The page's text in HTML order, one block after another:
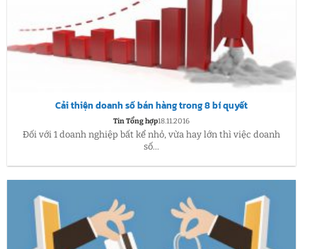
Cải thiện doanh số bán hàng trong 8 bí quyết
Tin Tổng hợp18.11.2016
Đối với 1 doanh nghiệp bất kể nhỏ, vừa hay lớn thì việc doanh
số...